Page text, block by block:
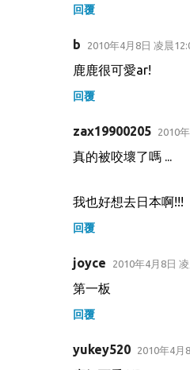
回覆
b 2010年4月8日 凌晨
鹿鹿很可愛ar!
回覆
zax19900205 2010
真的被咬壞了嗎 ...
我也好想去日本啊!!!
回覆
joyce 2010年4月8日
第一板
回覆
yukey520 2010年4月